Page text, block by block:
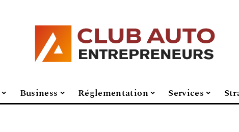
Business Réglementation Services